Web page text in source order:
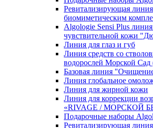
Ревитализирующая
биомиметическим
Algologie Sensi Plus
чувcтвительной кожи
Линия для глаз и губ
Линия средств со
водорослей Морской Сад
Базовая линия
Линия глобальное
Линия для жирной кожи
Линия для коррекции
«RIVAGE / МОРСКОЙ
Подарочные наборы
Ревитализирующая